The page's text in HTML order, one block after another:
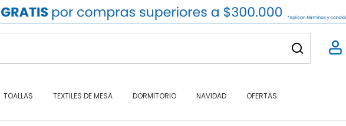
TOALLAS TEXTILES DE MESA DORMITORIO NAVIDAD
OFERTAS